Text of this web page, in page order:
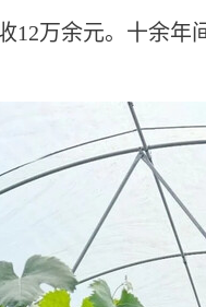
12万余元。十余年